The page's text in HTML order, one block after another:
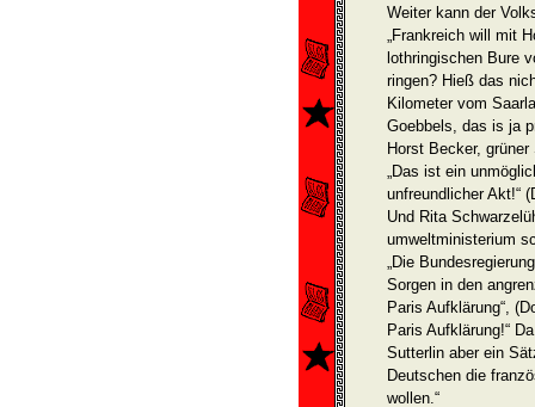
Weiter kann der
„Frankreich will mit
lothringischen Bure
ringen? Hieß das
Kilometer vom
Goebbels, das is ja
Horst Becker,
„Das ist ein
unfreundlicher Akt!“
Und Rita
umweltministerium
„Die
Sorgen in den
Paris Aufklärung“,
Paris Aufklärung!“
Sutterlin aber ein
Deutschen die
wollen.“